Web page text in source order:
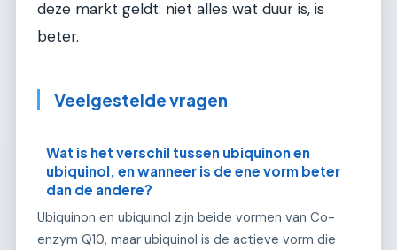
deze markt geldt: niet alles wat duur is, is
beter.
Veelgestelde vragen
Wat is het verschil tussen ubiquinon en
ubiquinol, en wanneer is de ene vorm beter
dan de andere?
Ubiquinon en ubiquinol zijn beide vormen van Co-
enzym Q10, maar ubiquinol is de actieve vorm die